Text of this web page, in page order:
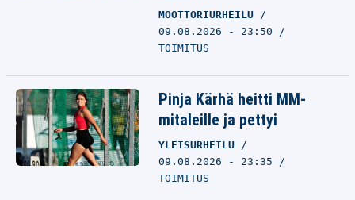
MOOTTORIURHEILU
09.08.2026 - 23:50
TOIMITUS
Pinja Kärhä heitti MM-
mitaleille ja pettyi
YLEISURHEILU
09.08.2026 - 23:35
TOIMITUS